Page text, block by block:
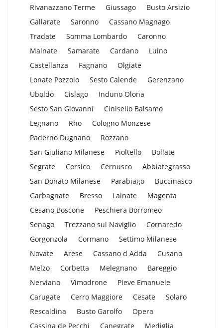
Rivanazzano Terme
Giussago
Busto Arsizio
Gallarate
Saronno
Cassano Magnago
Tradate
Somma Lombardo
Caronno
Malnate
Samarate Cardano
Luino
Castellanza
Fagnano
Olgiate
Lonate Pozzolo
Sesto Calende
Gerenzano
Uboldo
Cislago
Induno Olona
Sesto San Giovanni
Cinisello Balsamo
Legnano
Rho
Cologno Monzese
Paderno Dugnano
Rozzano
San Giuliano Milanese
Pioltello
Bollate
Segrate
Corsico Cernusco
Abbiategrasso
San Donato Milanese
Parabiago
Buccinasco
Garbagnate
Bresso Lainate
Magenta
Cesano Boscone
Peschiera Borromeo
Senago
Trezzano sul Naviglio
Cornaredo
Gorgonzola
Cormano
Settimo Milanese
Novate
Arese Cassano d Adda
Cusano
Melzo
Corbetta Melegnano
Bareggio
Nerviano
Vimodrone
Pieve Emanuele
Carugate
Cerro Maggiore Cesate
Solaro
Rescaldina
Busto Garolfo
Opera
Cassina de Pecchi
Canegrate
Mediglia